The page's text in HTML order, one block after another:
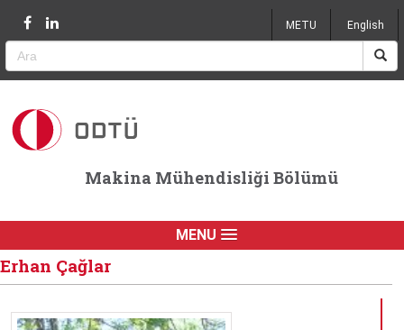
METU English
Makina Mühendisliği Bölümü
MENU
Erhan Çağlar